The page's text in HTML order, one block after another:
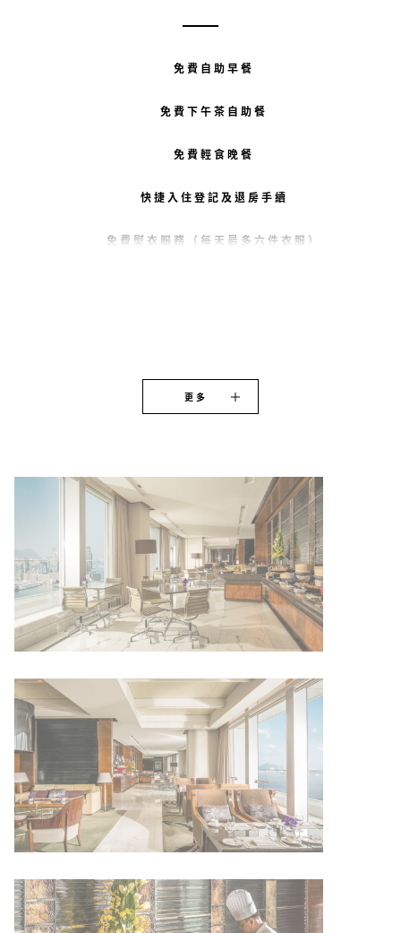
免費自助早餐
免費下午茶自助餐
免費輕食晚餐
快捷入住登記及退房手續
免費熨衣服務（每天最多六件衣服）
更多